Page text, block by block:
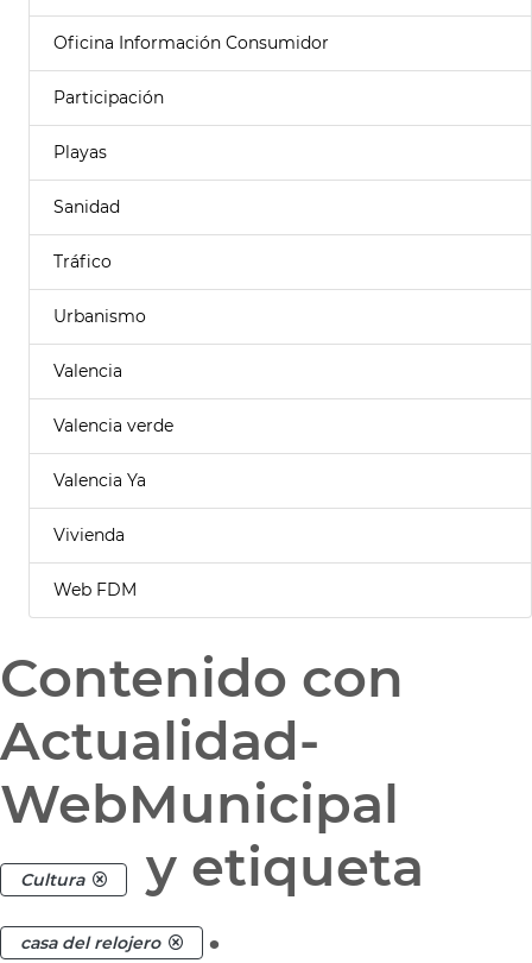
Oficina Información Consumidor
Participación
Playas
Sanidad
Tráfico
Urbanismo
Valencia
Valencia verde
Valencia Ya
Vivienda
Web FDM
Contenido con
Actualidad-
WebMunicipal
Cultura y etiqueta
casa del relojero .